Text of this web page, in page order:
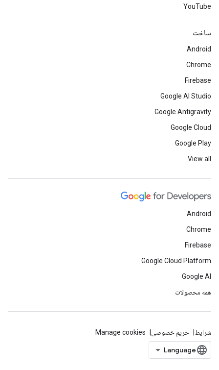
YouTube
ساخت
Android
Chrome
Firebase
Google AI Studio
Google Antigravity
Google Cloud
Google Play
View all
Android
Chrome
Firebase
Google Cloud Platform
Google AI
همه محصولات
شرایط حریم خصوصی Manage cookies